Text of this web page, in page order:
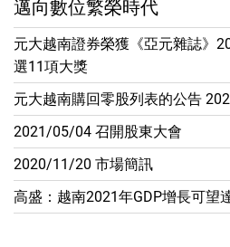
邁向數位繁榮時代
元大越南證券榮獲《亞元雜誌》
選11項大獎
元大越南購回零股列表的公告
2021/05/04 召開股東大會
2020/11/20 市場簡訊
高盛：越南2021年GDP增​​長可望